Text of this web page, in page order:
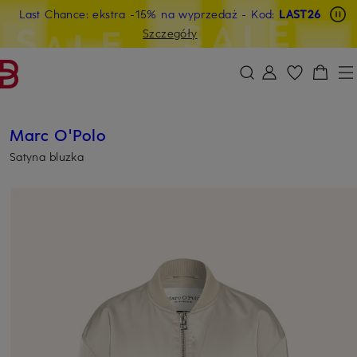
PRZEJDŹ DO GŁÓWNEJ TREŚCI PRZEJDŹ DO WYSZUKIWANIA
Last Chance: ekstra -15% na wyprzedaż - Kod: LAST26
Szczegóły
Marc O'Polo
Satyna bluzka